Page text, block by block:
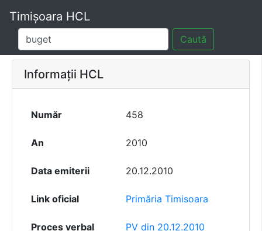
Timișoara HCL
Caută
Informații HCL
Număr 458
An 2010
Data emiterii 20.12.2010
Link oficial Primăria Timisoara
Proces verbal PV din 20.12.2010